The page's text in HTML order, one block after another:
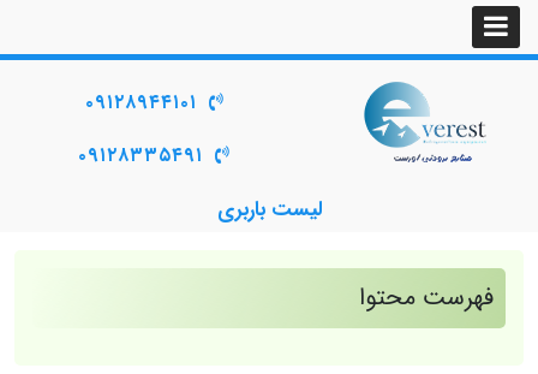
لیست باربری
۰۹۱۲۸۹۴۴۱۰۱
۰۹۱۲۸۳۳۵۴۹۱
فهرست محتوا